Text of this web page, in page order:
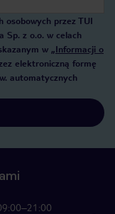
osobowych przez TUI
Sp. z o.o. w celach
w „Informacji o
elektroniczną formę
automatycznych